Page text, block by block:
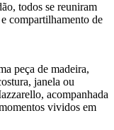
todos se reuniram
compartilhamento de
peça de madeira,
janela ou
acompanhada
vividos em